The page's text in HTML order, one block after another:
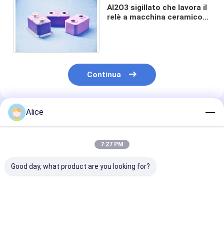
Al2O3 sigillato che lavora il
relè a macchina ceramico
Continua
Prodotti Raccomandati
Alice
7:27 PM
Good day, what product are you looking for?